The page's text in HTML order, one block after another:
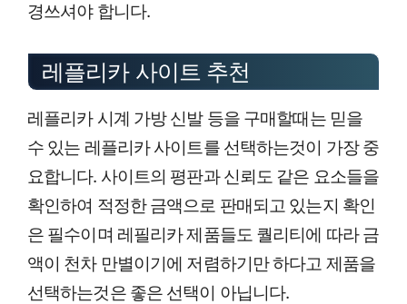
경쓰셔야 합니다.
레플리카 사이트 추천
레플리카 시계 가방 신발 등을 구매할때는 믿을
수 있는 레플리카 사이트를 선택하는것이 가장 중
요합니다. 사이트의 평판과 신뢰도 같은 요소들을
확인하여 적정한 금액으로 판매되고 있는지 확인
은 필수이며 레필리카 제품들도 퀄리티에 따라 금
액이 천차 만별이기에 저렴하기만 하다고 제품을
선택하는것은 좋은 선택이 아닙니다.